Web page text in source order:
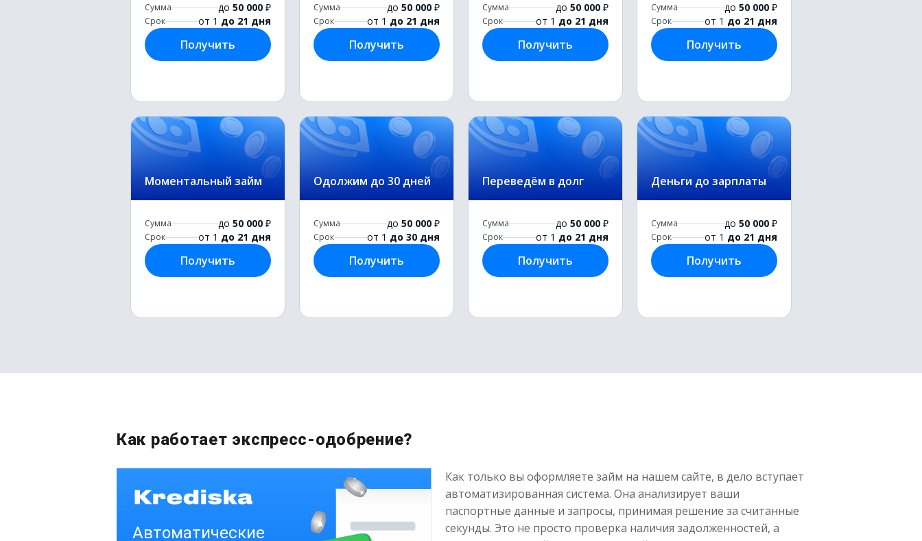
Сумма до 50 000 ₽
Срок от 1 до 21 дня
Получить
Сумма до 50 000 ₽
Срок от 1 до 21 дня
Получить
Сумма до 50 000 ₽
Срок от 1 до 21 дня
Получить
Сумма до 50 000 ₽
Срок от 1 до 21 дня
Получить
Моментальный займ
Сумма до 50 000 ₽
Срок от 1 до 21 дня
Получить
Одолжим до 30 дней
Сумма до 50 000 ₽
Срок от 1 до 30 дня
Получить
Переведём в долг
Сумма до 50 000 ₽
Срок от 1 до 21 дня
Получить
Деньги до зарплаты
Сумма до 50 000 ₽
Срок от 1 до 21 дня
Получить
Как работает экспресс-одобрение?
Как только вы оформляете займ на нашем сайте, в дело вступает
автоматизированная система. Она анализирует ваши
паспортные данные и запросы, принимая решение за считанные
секунды. Это не просто проверка наличия задолженностей, а